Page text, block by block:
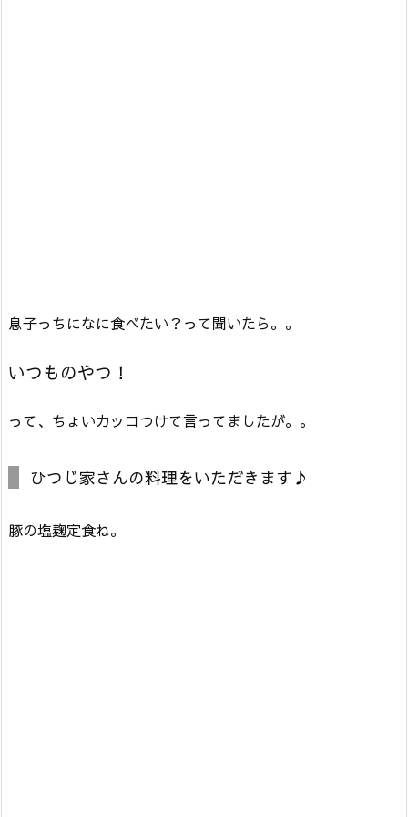
息子っちになに食べたい？って聞いたら。。
いつものやつ！
って、ちょいカッコつけて言ってましたが。。
ひつじ家さんの料理をいただきます♪
豚の塩麹定食ね。